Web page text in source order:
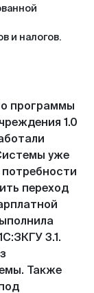
и налогов.
программы
1.0
уже
переход
3.1.
Также